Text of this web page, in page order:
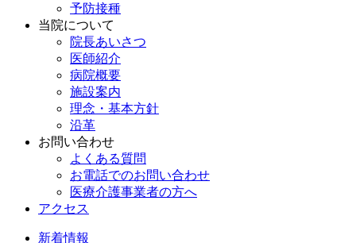
予防接種
当院について
院長あいさつ
医師紹介
病院概要
施設案内
理念・基本方針
沿革
お問い合わせ
よくある質問
お電話でのお問い合わせ
医療介護事業者の方へ
アクセス
新着情報